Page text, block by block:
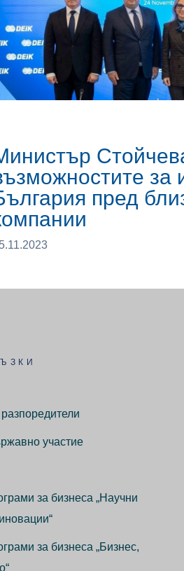
за
пред
участие
за бизнеса „Научни
за бизнеса „Бизнес,